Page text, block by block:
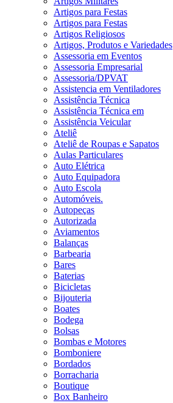
Artigos para Festas
Artigos para Festas
Artigos Religiosos
Artigos, Produtos e Variedades
Assessoria em Eventos
Assessoria Empresarial
Assessoria/DPVAT
Assistencia em Ventiladores
Assistência Técnica
Assistência Técnica em
Assistência Veicular
Ateliê
Ateliê de Roupas e Sapatos
Aulas Particulares
Auto Elétrica
Auto Equipadora
Auto Escola
Automóveis.
Autopeças
Autorizada
Aviamentos
Balanças
Barbearia
Bares
Baterias
Bicicletas
Bijouteria
Boates
Bodega
Bolsas
Bombas e Motores
Bomboniere
Bordados
Borracharia
Boutique
Box Banheiro